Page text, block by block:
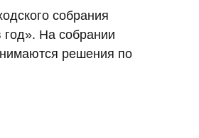
собрания
год». На собрании
решения по